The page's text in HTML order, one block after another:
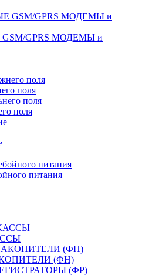
GPRS МОДЕМЫ и
поля
поля
питания
(ФН)